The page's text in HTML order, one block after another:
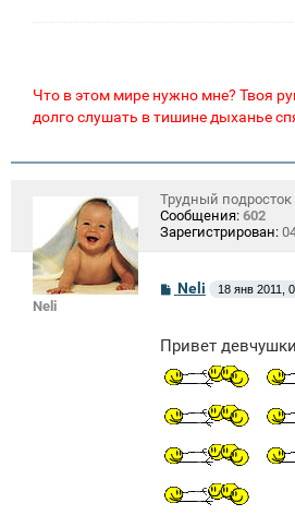
Что в этом мире нужно мне? Твоя
долго слушать в тишине дыханье
Neli
Трудный подросток
Сообщения: 602
Зарегистрирован:
С
щ
н
е
Neli 18 янв 2011,
Привет девчушки